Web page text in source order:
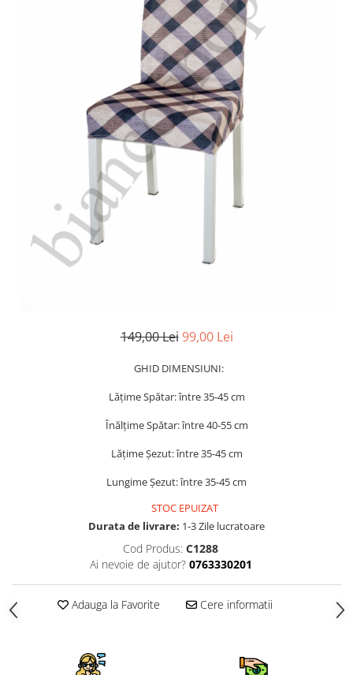
Lenjerii Pat Imprimeu 5D cu Elastic
Cearceaf cu Elastic pat 1 Persoana
Cearceaf cu Elastic pat 2 Persoane
Lenjerii Pat Inimi Brodate
Lenjerii Pat, Bumbac-Finet
Premium, 1 Persoana
Lenjerii Pat, Bumbac-Finet
Premium, 2 Persoane
Cearceaf cu Elastic
Cearceaf Normal
149,00 Lei 99,00 Lei
GHID DIMENSIUNI:
Lățime Spătar: între 35-45 cm
Înălțime Spătar: între 40-55 cm
Lățime Șezut: între 35-45 cm
Lungime Șezut: între 35-45 cm
STOC EPUIZAT
Durata de livrare: 1-3 Zile lucratoare
Cod Produs: C1288
Ai nevoie de ajutor? 0763330201
Adauga la Favorite Cere informatii